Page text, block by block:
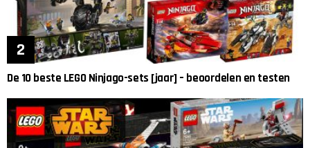
De 10 beste LEGO Ninjago-sets [jaar] – beoordelen en testen